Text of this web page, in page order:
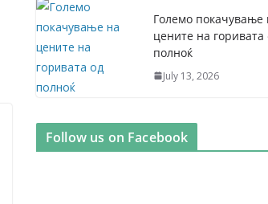
Големо покачување
цените на горивата
полноќ
July 13, 2026
Follow us on Facebook